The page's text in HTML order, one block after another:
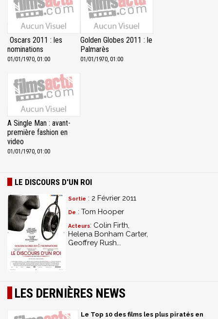
Oscars 2011 : les
nominations
01/01/1970, 01:00
Golden Globes 2011 : le
Palmarès
01/01/1970, 01:00
A Single Man : avant-
première fashion en
video
01/01/1970, 01:00
LE DISCOURS D'UN ROI
Sortie : 2 Février 2011
De : Tom Hooper
Acteurs: Colin Firth,
Helena Bonham Carter,
Geoffrey Rush...
LES DERNIÈRES NEWS
Le Top 10 des films les plus piratés en